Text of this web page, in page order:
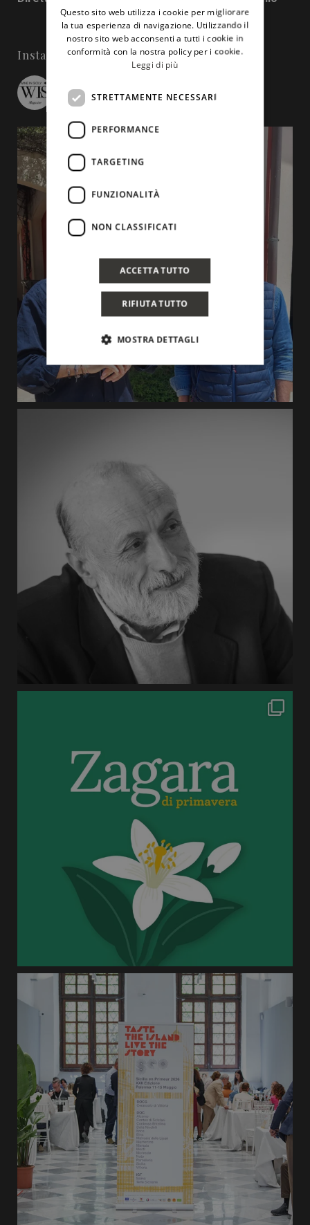
Instagram
wineinsicily
ENGLISH
Questo sito web utilizza i cookie per migliorare
la tua esperienza di navigazione. Utilizzando il
nostro sito web acconsenti a tutti i cookie in
conformità con la nostra policy per i cookie.
Leggi di più
STRETTAMENTE NECESSARI
PERFORMANCE
TARGETING
FUNZIONALITÀ
NON CLASSIFICATI
ACCETTA TUTTO
RIFIUTA TUTTO
MOSTRA DETTAGLI